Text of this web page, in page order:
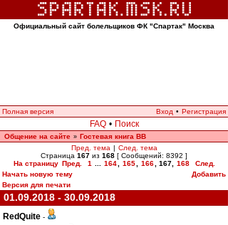
Официальный сайт болельщиков ФК "Спартак" Москва
Полная версия Вход • Регистрация
FAQ • Поиск
Общение на сайте » Гостевая книга ВВ
Пред. тема | След. тема
Страница 167 из 168 [ Сообщений: 8392 ]
На страницу Пред. 1 164 165 166 167, 168
След.
Начать новую тему
Добавить
Версия для печати
01.09.2018 - 30.09.2018
RedQuite -